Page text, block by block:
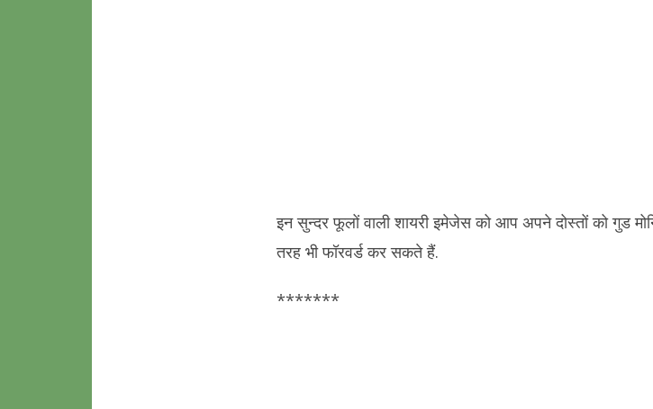
इन सुन्दर फूलों वाली शायरी इमेजेस को आप अपने दोस्तों को गुड
तरह भी फॉरवर्ड कर सकते हैं.
*******